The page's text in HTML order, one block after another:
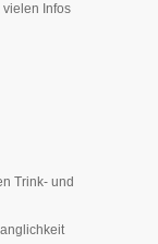
vielen Infos
Trink- und